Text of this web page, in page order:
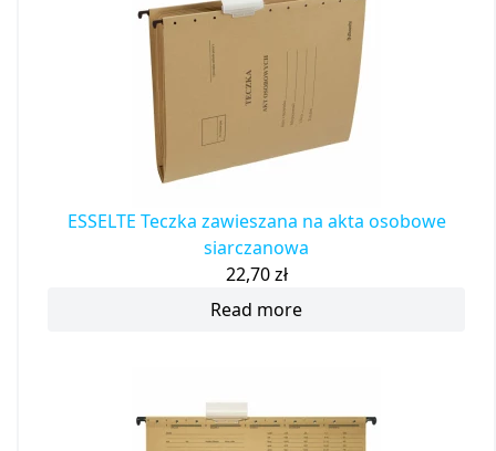
ESSELTE Teczka zawieszana na akta osobowe
siarczanowa
22,70zł
Read more